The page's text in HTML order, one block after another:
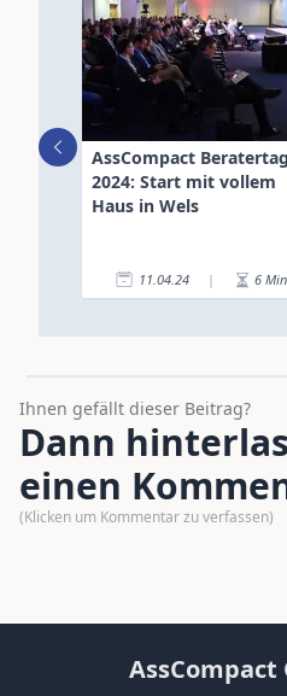
AssCompact
2024: Start mit vollem
Haus in Wels
11.04.24 | 6 Min.
Ihnen gefällt dieser Beitrag?
Dann
einen
(Klicken um Kommentar zu verfassen)